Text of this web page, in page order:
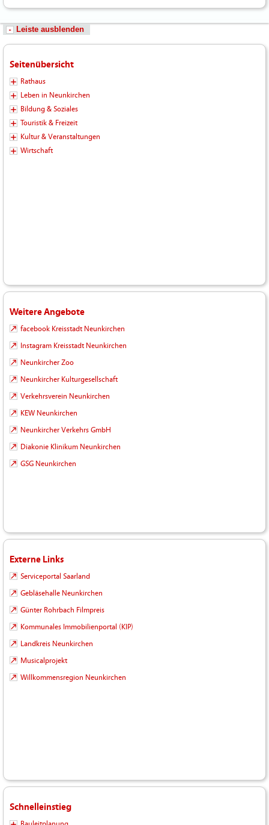
Leiste ausblenden
Seitenübersicht
Rathaus
Leben in Neunkirchen
Bildung & Soziales
Touristik & Freizeit
Kultur & Veranstaltungen
Wirtschaft
Weitere Angebote
facebook Kreisstadt Neunkirchen
Instagram Kreisstadt Neunkirchen
Neunkircher Zoo
Neunkircher Kulturgesellschaft
Verkehrsverein Neunkirchen
KEW Neunkirchen
Neunkircher Verkehrs GmbH
Diakonie Klinikum Neunkirchen
GSG Neunkirchen
Externe Links
Serviceportal Saarland
Gebläsehalle Neunkirchen
Günter Rohrbach Filmpreis
Kommunales Immobilienportal (KIP)
Landkreis Neunkirchen
Musicalprojekt
Willkommensregion Neunkirchen
Schnelleinstieg